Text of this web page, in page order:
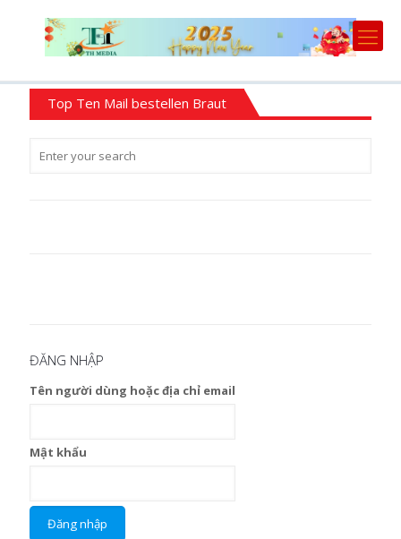
Top Ten Mail bestellen Braut
ĐĂNG NHẬP
Tên người dùng hoặc địa chỉ email
Mật khẩu